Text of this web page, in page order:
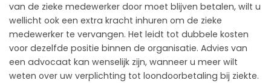
van de zieke medewerker door moet blijven betalen, wilt u
wellicht ook een extra kracht inhuren om de zieke
medewerker te vervangen. Het leidt tot dubbele kosten
voor dezelfde positie binnen de organisatie. Advies van
een advocaat kan wenselijk zijn, wanneer u meer wilt
weten over uw verplichting tot loondoorbetaling bij ziekte.